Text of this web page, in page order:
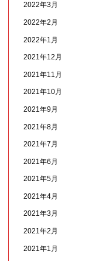
2022年3月
2022年2月
2022年1月
2021年12月
2021年11月
2021年10月
2021年9月
2021年8月
2021年7月
2021年6月
2021年5月
2021年4月
2021年3月
2021年2月
2021年1月